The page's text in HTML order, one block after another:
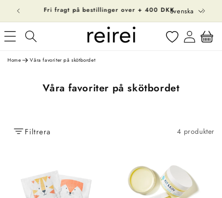
vidare
till
innehåll
S
p
r
Svenska
Logga
in
Varukorg
Home Våra favoriter på skötbordet
P
u
s
e
Våra favoriter på skötbordet
Filtrera 4 produkter